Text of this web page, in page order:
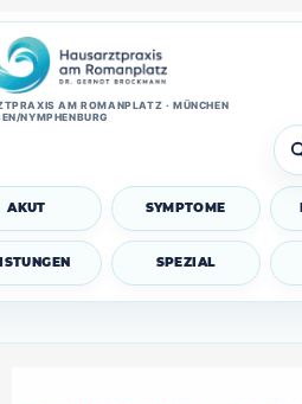
AM ROMANPLATZ · MÜNCHEN
NYMPHENBURG
AKUT SYMPTOME
SPEZIAL